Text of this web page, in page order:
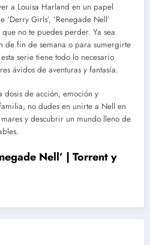
a Louisa Harland en un papel
Girls’, ‘Renegade Nell’
no te puedes perder. Ya sea
de fin de semana o para sumergirte
serie tiene todo lo necesario
ávidos de aventuras y fantasía.
dosis de acción, emoción y
no dudes en unirte a Nell en
y descubrir un mundo lleno de
Nell’ | Torrent y